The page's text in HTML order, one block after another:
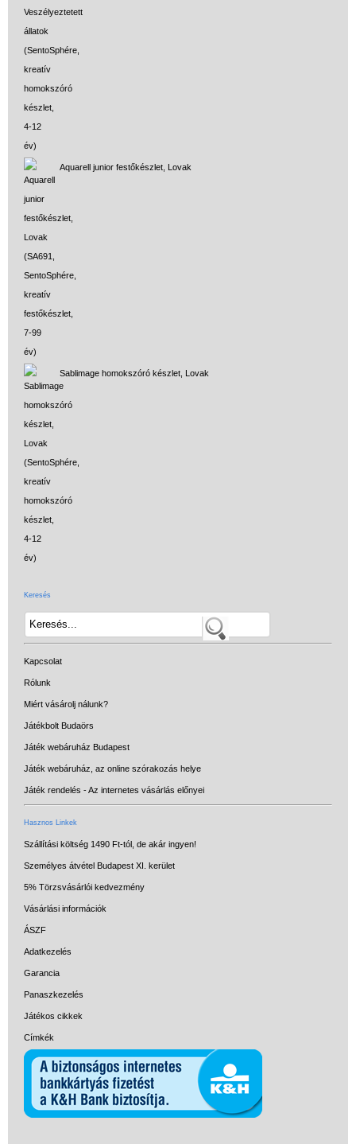
Aquarell junior festőkészlet, Lovak
Sablimage homokszóró készlet, Lovak
Keresés
Kapcsolat
Rólunk
Miért vásárolj nálunk?
Játékbolt Budaörs
Játék webáruház Budapest
Játék webáruház, az online szórakozás helye
Játék rendelés - Az internetes vásárlás előnyei
Hasznos Linkek
Szállítási költség 1490 Ft-tól, de akár ingyen!
Személyes átvétel Budapest XI. kerület
5% Törzsvásárlói kedvezmény
Vásárlási információk
ÁSZF
Adatkezelés
Garancia
Panaszkezelés
Játékos cikkek
Címkék